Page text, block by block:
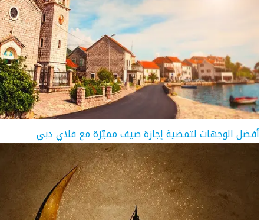
أفضل الوجهات لتمضية إجازة صيف مميّزة مع فلاي دبي